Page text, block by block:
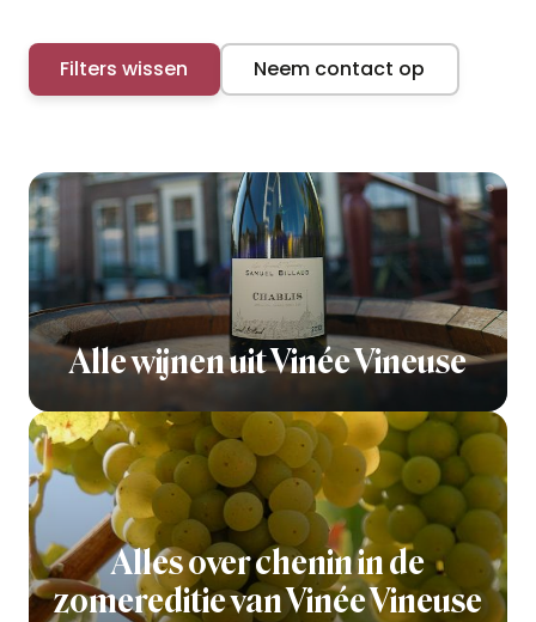
Filters wissen Neem contact op
Alle wijnen uit Vinée Vineuse
Alles over chenin in de
zomereditie van Vinée Vineuse